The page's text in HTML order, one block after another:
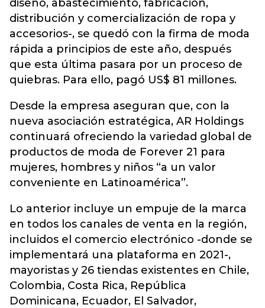
diseño, abastecimiento, fabricación,
distribución y comercialización de ropa y
accesorios-, se quedó con la firma de moda
rápida a principios de este año, después
que esta última pasara por un proceso de
quiebras. Para ello, pagó US$ 81 millones.
Desde la empresa aseguran que, con la
nueva asociación estratégica, AR Holdings
continuará ofreciendo la variedad global de
productos de moda de Forever 21 para
mujeres, hombres y niños “a un valor
conveniente en Latinoamérica”.
Lo anterior incluye un empuje de la marca
en todos los canales de venta en la región,
incluidos el comercio electrónico -donde se
implementará una plataforma en 2021-,
mayoristas y 26 tiendas existentes en Chile,
Colombia, Costa Rica, República
Dominicana, Ecuador, El Salvador,